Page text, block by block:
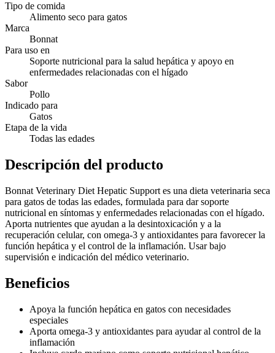
Tipo de comida
Alimento seco para gatos
Marca
Bonnat
Para uso en
Soporte nutricional para la salud hepática y apoyo en
enfermedades relacionadas con el hígado
Sabor
Pollo
Indicado para
Gatos
Etapa de la vida
Todas las edades
Descripción del producto
Bonnat Veterinary Diet Hepatic Support es una dieta veterinaria seca
para gatos de todas las edades, formulada para dar soporte
nutricional en síntomas y enfermedades relacionadas con el hígado.
Aporta nutrientes que ayudan a la desintoxicación y a la
recuperación celular, con omega-3 y antioxidantes para favorecer la
función hepática y el control de la inflamación. Usar bajo
supervisión e indicación del médico veterinario.
Beneficios
Apoya la función hepática en gatos con necesidades
especiales
Aporta omega-3 y antioxidantes para ayudar al control de la
inflamación